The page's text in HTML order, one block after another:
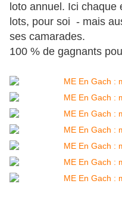
loto annuel. Ici
lots, pour soi - mais
ses camarades.
100 % de gagnants